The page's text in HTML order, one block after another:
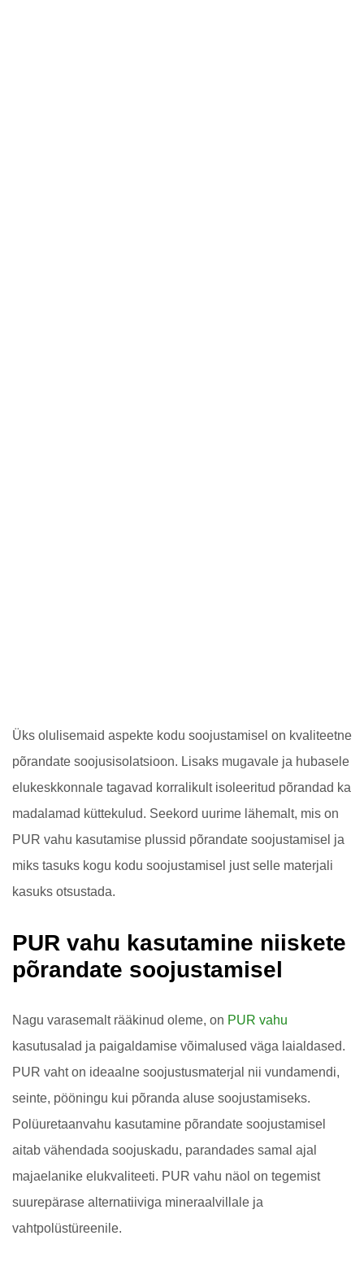
Üks olulisemaid aspekte kodu soojustamisel on kvaliteetne
põrandate soojusisolatsioon. Lisaks mugavale ja hubasele
elukeskkonnale tagavad korralikult isoleeritud põrandad ka
madalamad küttekulud. Seekord uurime lähemalt, mis on
PUR vahu kasutamise plussid põrandate soojustamisel ja
miks tasuks kogu kodu soojustamisel just selle materjali
kasuks otsustada.
PUR vahu kasutamine niiskete
põrandate soojustamisel
Nagu varasemalt rääkinud oleme, on PUR vahu
kasutusalad ja paigaldamise võimalused väga laialdased.
PUR vaht on ideaalne soojustusmaterjal nii vundamendi,
seinte, pööningu kui põranda aluse soojustamiseks.
Polüuretaanvahu kasutamine põrandate soojustamisel
aitab vähendada soojuskadu, parandades samal ajal
majaelanike elukvaliteeti. PUR vahu näol on tegemist
suurepärase alternatiiviga mineraalvillale ja
vahtpolüstüreenile.